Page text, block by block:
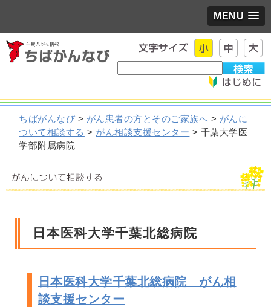
MENU
ちばがんなび > がん患者の方とそのご家族へ > がんに
ついて相談する > がん相談支援センター > 千葉大学医
学部附属病院
日本医科大学千葉北総病院
日本医科大学千葉北総病院 がん相
談支援センター